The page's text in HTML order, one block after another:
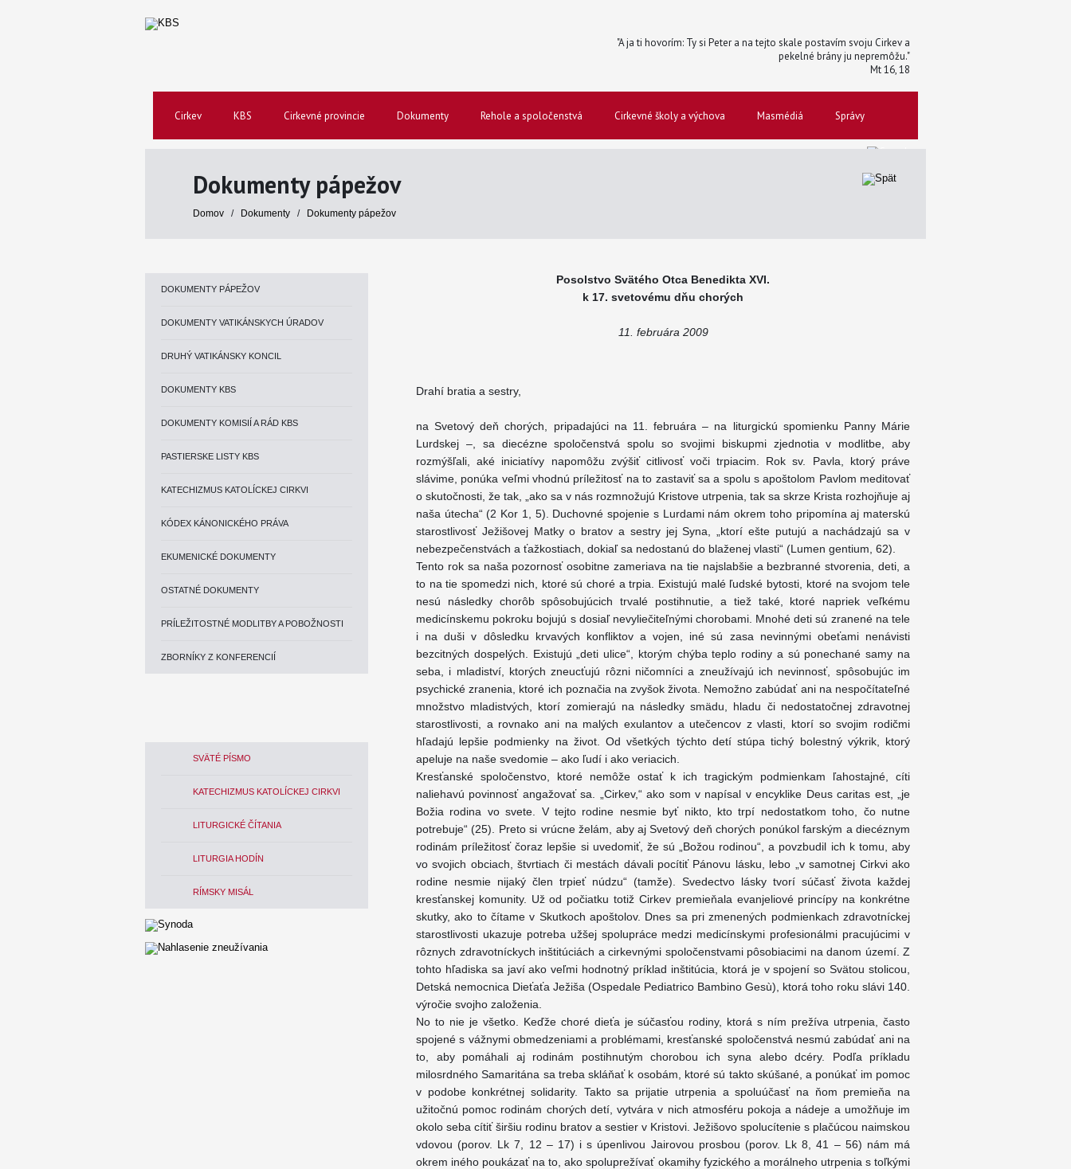
"A ja ti hovorím: Ty si Peter a na tejto skale postavím svoju Cirkev a
pekelné brány ju nepremôžu."
Mt 16, 18
Cirkev KBS Cirkevné provincie Dokumenty Rehole a spoločenstvá Cirkevné školy a výchova Masmédiá Správy
Dokumenty pápežov
Domov / Dokumenty / Dokumenty pápežov
DOKUMENTY PÁPEŽOV
DOKUMENTY VATIKÁNSKYCH ÚRADOV
DRUHÝ VATIKÁNSKY KONCIL
DOKUMENTY KBS
DOKUMENTY KOMISIÍ A RÁD KBS
PASTIERSKE LISTY KBS
KATECHIZMUS KATOLÍCKEJ CIRKVI
KÓDEX KÁNONICKÉHO PRÁVA
EKUMENICKÉ DOKUMENTY
OSTATNÉ DOKUMENTY
PRÍLEŽITOSTNÉ MODLITBY A POBOŽNOSTI
ZBORNÍKY Z KONFERENCIÍ
SVÄTÉ PÍSMO
KATECHIZMUS KATOLÍCKEJ CIRKVI
LITURGICKÉ ČÍTANIA
LITURGIA HODÍN
RÍMSKY MISÁL
Posolstvo Svätého Otca Benedikta XVI.
k 17. svetovému dňu chorých
11. februára 2009
Drahí bratia a sestry,
na Svetový deň chorých, pripadajúci na 11. februára – na liturgickú spomienku Panny Márie
Lurdskej –, sa diecézne spoločenstvá spolu so svojimi biskupmi zjednotia v modlitbe, aby
rozmýšľali, aké iniciatívy napomôžu zvýšiť citlivosť voči trpiacim. Rok sv. Pavla, ktorý práve
slávime, ponúka veľmi vhodnú príležitosť na to zastaviť sa a spolu s apoštolom Pavlom meditovať
o skutočnosti, že tak, „ako sa v nás rozmnožujú Kristove utrpenia, tak sa skrze Krista rozhojňuje aj
naša útecha“ (2 Kor 1, 5). Duchovné spojenie s Lurdami nám okrem toho pripomína aj materskú
starostlivosť Ježišovej Matky o bratov a sestry jej Syna, „ktorí ešte putujú a nachádzajú sa v
nebezpečenstvách a ťažkostiach, dokiaľ sa nedostanú do blaženej vlasti“ (Lumen gentium, 62).
Tento rok sa naša pozornosť osobitne zameriava na tie najslabšie a bezbranné stvorenia, deti, a
to na tie spomedzi nich, ktoré sú choré a trpia. Existujú malé ľudské bytosti, ktoré na svojom tele
nesú následky chorôb spôsobujúcich trvalé postihnutie, a tiež také, ktoré napriek veľkému
medicínskemu pokroku bojujú s dosiaľ nevyliečiteľnými chorobami. Mnohé deti sú zranené na tele
i na duši v dôsledku krvavých konfliktov a vojen, iné sú zasa nevinnými obeťami nenávisti
bezcitných dospelých. Existujú „deti ulice“, ktorým chýba teplo rodiny a sú ponechané samy na
seba, i mladiství, ktorých zneucťujú rôzni ničomníci a zneužívajú ich nevinnosť, spôsobujúc im
psychické zranenia, ktoré ich poznačia na zvyšok života. Nemožno zabúdať ani na nespočítateľné
množstvo mladistvých, ktorí zomierajú na následky smädu, hladu či nedostatočnej zdravotnej
starostlivosti, a rovnako ani na malých exulantov a utečencov z vlasti, ktorí so svojim rodičmi
hľadajú lepšie podmienky na život. Od všetkých týchto detí stúpa tichý bolestný výkrik, ktorý
apeluje na naše svedomie – ako ľudí i ako veriacich.
Kresťanské spoločenstvo, ktoré nemôže ostať k ich tragickým podmienkam ľahostajné, cíti
naliehavú povinnosť angažovať sa. „Cirkev,“ ako som v napísal v encyklike Deus caritas est, „je
Božia rodina vo svete. V tejto rodine nesmie byť nikto, kto trpí nedostatkom toho, čo nutne
potrebuje“ (25). Preto si vrúcne želám, aby aj Svetový deň chorých ponúkol farským a diecéznym
rodinám príležitosť čoraz lepšie si uvedomiť, že sú „Božou rodinou“, a povzbudil ich k tomu, aby
vo svojich obciach, štvrtiach či mestách dávali pocítiť Pánovu lásku, lebo „v samotnej Cirkvi ako
rodine nesmie nijaký člen trpieť núdzu“ (tamže). Svedectvo lásky tvorí súčasť života každej
kresťanskej komunity. Už od počiatku totiž Cirkev premieňala evanjeliové princípy na konkrétne
skutky, ako to čítame v Skutkoch apoštolov. Dnes sa pri zmenených podmienkach zdravotníckej
starostlivosti ukazuje potreba užšej spolupráce medzi medicínskymi profesionálmi pracujúcimi v
rôznych zdravotníckych inštitúciách a cirkevnými spoločenstvami pôsobiacimi na danom území. Z
tohto hľadiska sa javí ako veľmi hodnotný príklad inštitúcia, ktorá je v spojení so Svätou stolicou,
Detská nemocnica Dieťaťa Ježiša (Ospedale Pediatrico Bambino Gesù), ktorá toho roku slávi 140.
výročie svojho založenia.
No to nie je všetko. Keďže choré dieťa je súčasťou rodiny, ktorá s ním prežíva utrpenia, často
spojené s vážnymi obmedzeniami a problémami, kresťanské spoločenstvá nesmú zabúdať ani na
to, aby pomáhali aj rodinám postihnutým chorobou ich syna alebo dcéry. Podľa príkladu
milosrdného Samaritána sa treba skláňať k osobám, ktoré sú takto skúšané, a ponúkať im pomoc
v podobe konkrétnej solidarity. Takto sa prijatie utrpenia a spoluúčasť na ňom premieňa na
užitočnú pomoc rodinám chorých detí, vytvára v nich atmosféru pokoja a nádeje a umožňuje im
okolo seba cítiť širšiu rodinu bratov a sestier v Kristovi. Ježišovo spolucítenie s plačúcou naimskou
vdovou (porov. Lk 7, 12 – 17) i s úpenlivou Jairovou prosbou (porov. Lk 8, 41 – 56) nám má
okrem iného poukázať na to, ako spoluprežívať okamihy fyzického a morálneho utrpenia s toľkými